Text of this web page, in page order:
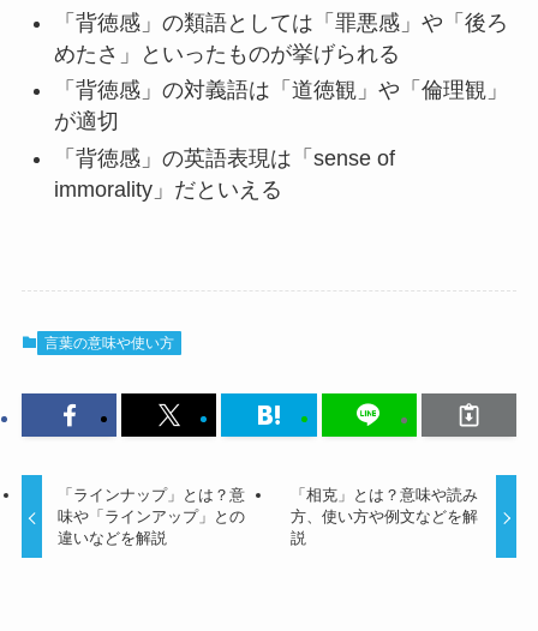
「背徳感」の類語としては「罪悪感」や「後ろ
めたさ」といったものが挙げられる
「背徳感」の対義語は「道徳観」や「倫理観」
が適切
「背徳感」の英語表現は「sense of
immorality」だといえる
言葉の意味や使い方
「ラインナップ」とは？意
味や「ラインアップ」との
違いなどを解説
「相克」とは？意味や読み
方、使い方や例文などを解
説